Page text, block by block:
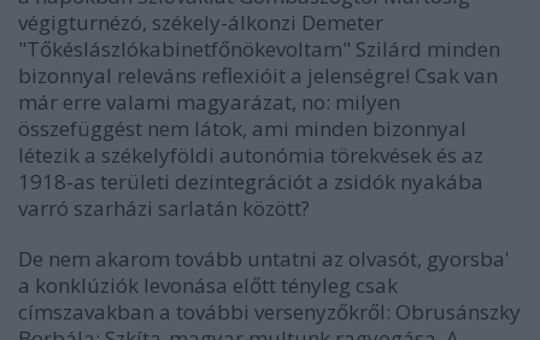
végigturnézó, székely-álkonzi Demeter
"Tőkéslászlókabinetfőnökevoltam" Szilárd minden
bizonnyal releváns reflexióit a jelenségre! Csak van
már erre valami magyarázat, no: milyen
összefüggést nem látok, ami minden bizonnyal
létezik a székelyföldi autonómia törekvések és az
1918-as területi dezintegrációt a zsidók nyakába
varró szarházi sarlatán között?
De nem akarom tovább untatni az olvasót, gyorsba'
a konklúziók levonása előtt tényleg csak
címszavakban a további versenyzőkről: Obrusánszky